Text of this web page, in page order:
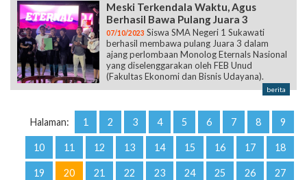
Meski Terkendala Waktu, Agus
Berhasil Bawa Pulang Juara 3
07/10/2023 Siswa SMA Negeri 1 Sukawati
berhasil membawa pulang Juara 3 dalam
ajang perlombaan Monolog Eternals Nasional
yang diselenggarakan oleh FEB Unud
(Fakultas Ekonomi dan Bisnis Udayana).
berita
Halaman: 1 2 3 4 5 6 7 8 9
10 11 12 13 14 15 16 17 18
19 20 21 22 23 24 25 26 27